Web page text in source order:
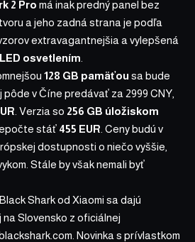
2 Pro má inak predný panel bez
a jeho zadná strana je podľa
extravagantnejšia a vylepšená
osvetlením
128 GB pamäťou sa bude
pôde v Číne predávať za 2999 CNY,
. Verzia so 256 GB úložiskom
stáť 455 EUR . Ceny budú v
dostupnosti o niečo vyššie,
Stále by však nemali byť
Shark od Xiaomi sa dajú
Slovensko z oficiálnej
. Novinka s prívlastkom